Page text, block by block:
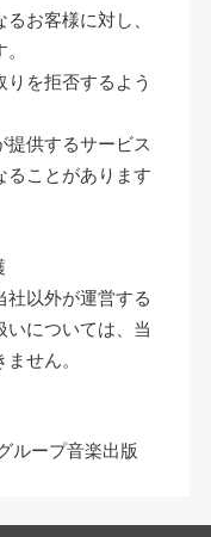
お客様に対し、
を拒否するよう
提供するサービス
ることがあります
社以外が運営する
いについては、当
せん。
ループ音楽出版